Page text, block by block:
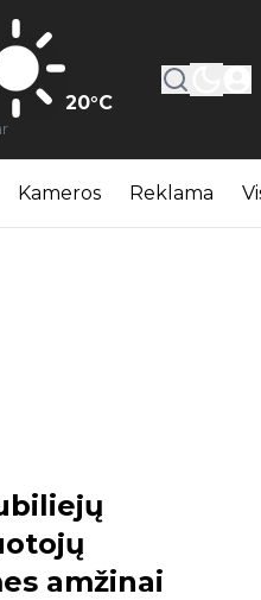
20°C
Kameros Reklama
amžinai